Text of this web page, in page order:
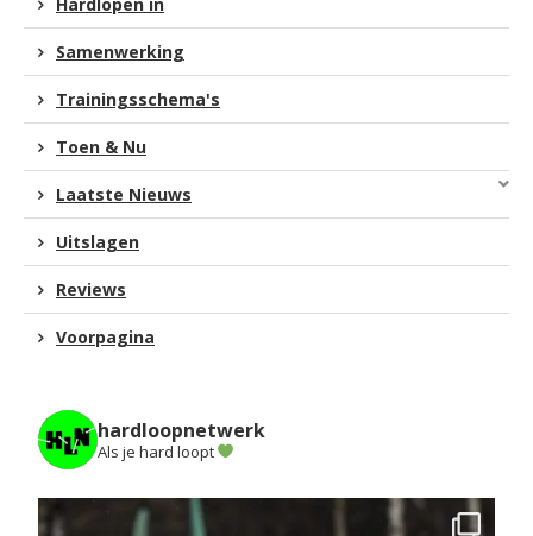
Samenwerking
Trainingsschema's
Toen & Nu
Laatste Nieuws
Uitslagen
Reviews
Voorpagina
hardloopnetwerk
Als je hard loopt